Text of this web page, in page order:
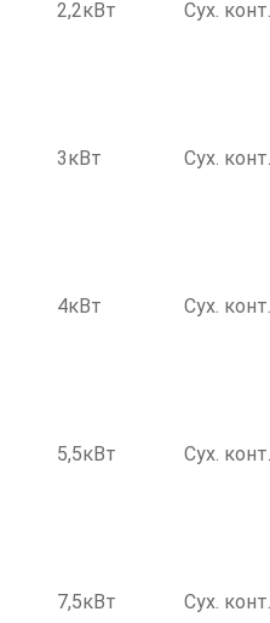
2,2кВт Сух.
3кВт Сух.
4кВт Сух.
5,5кВт Сух.
7,5кВт Сух.